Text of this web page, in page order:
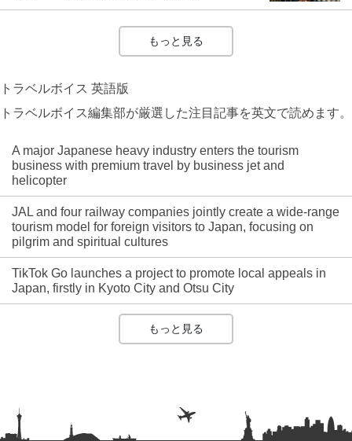
もっと見る
トラベルボイス 英語版
トラベルボイス編集部が厳選した注目記事を英文で読めます。
A major Japanese heavy industry enters the tourism
business with premium travel by business jet and
helicopter
JAL and four railway companies jointly create a wide-range
tourism model for foreign visitors to Japan, focusing on
pilgrim and spiritual cultures
TikTok Go launches a project to promote local appeals in
Japan, firstly in Kyoto City and Otsu City
もっと見る